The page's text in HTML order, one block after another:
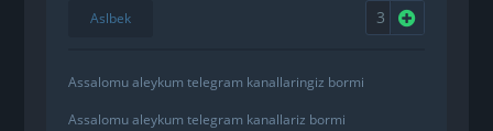
Aslbek 3 Нравится
Assalomu aleykum telegram kanallaringiz bormi
Assalomu aleykum telegram kanallariz bormi